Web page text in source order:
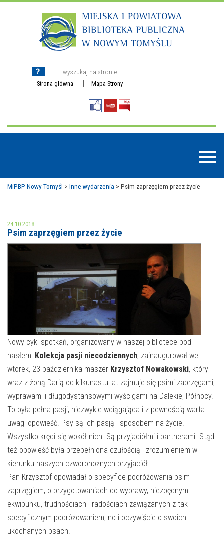
Strona główna Mapa Strony
MOJE KONTO
AKTUALNOŚCI
NAJBLIŻSZE WYDARZENIA
WYDARZENIA BIEŻĄCE
WYDARZYŁO SIĘ
NASZA OFERTA
STREFA WIEDZY O REGIONIE
STREFA KOLORU
FORMY STAŁE
NASZE FILIE
POLECANE STRONY
WYDARZENIA KULTURALNE
FOTO
E-INFORMATOR
MiPBP Nowy Tomyśl > Inne wydarzenia > Psim zaprzęgiem przez życie
24.10.2018
Psim zaprzęgiem przez życie
Nowy cykl spotkań, organizowany w naszej bibliotece pod
hasłem: Kolekcja pasji niecodziennych, zainaugurował we
wtorek, 23 października maszer Krzysztof Nowakowski, który
wraz z żoną Darią od kilkunastu lat zajmuje się psimi zaprzęgami,
wyprawami i długodystansowymi wyścigami na Dalekiej Północy.
To była pełna pasji, niezwykle wciągająca i z pewnością warta
uwagi opowieść. Psy są ich pasją i sposobem na życie.
Wszystko kręci się wokół nich. Są przyjaciółmi i partnerami. Stąd
też opowieść była przepełniona czułością i zrozumieniem w
kierunku naszych czworonożnych przyjaciół.
Pan Krzysztof opowiadał o specyfice podróżowania psim
zaprzęgiem, o przygotowaniach do wyprawy, niezbędnym
ekwipunku, trudnościach i radościach zawiązanych z tak
specyficznym podróżowaniem, no i oczywiście o swoich
ukochanych psach.